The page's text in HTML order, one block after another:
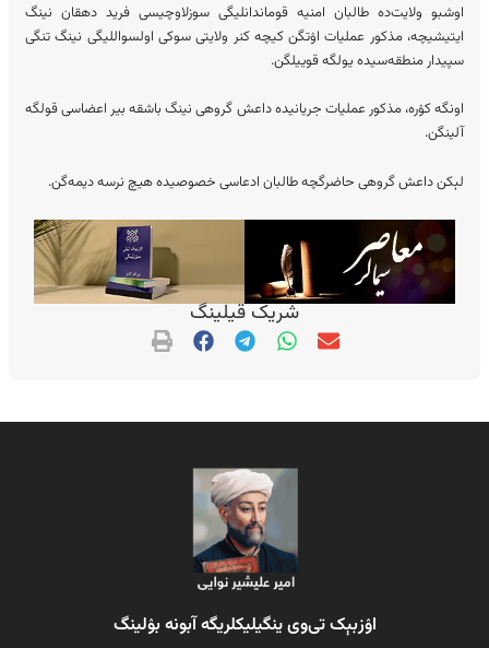
اوشبو ولایت‌ده طالبان امنیه قوماندانلیگی سوزلاوچیسی فرید دهقان نینگ
ایتیشیچه، مذکور عملیات اۉتگن کیچه کنر ولایتی سوکی اولسواللیگی‌ نینگ تنگی
سپیدار منطقه‌سیده یولگه قوییلگن.
اونگه کۉره، مذکور عملیات جریانیده داعش گروهی نینگ باشقه بیر اعضاسی قولگه
آلینگن.
لېکن داعش گروهی حاضرگچه طالبان ادعاسی خصوصیده هیچ نرسه دیمه‌گن.
شریک قیلینگ
اۉزبېک تی‌وی ینگیلیکلریگه آبونه بۉلینگ